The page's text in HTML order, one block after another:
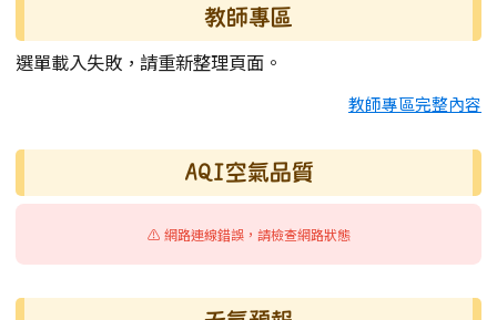
教師專區
選單載入失敗，請重新整理頁面。
教師專區完整內容
AQI空氣品質
⚠️ 網路連線錯誤，請檢查網路狀態